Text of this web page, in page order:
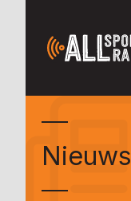
Nieuws